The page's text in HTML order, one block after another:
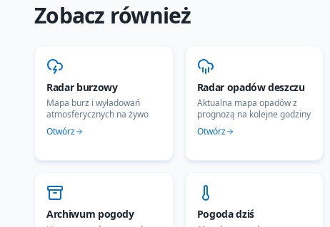
Zobacz również
Radar burzowy
Mapa burz i wyładowań
atmosferycznych na żywo
Otwórz
Radar opadów deszczu
Aktualna mapa opadów z
prognozą na kolejne godziny
Otwórz
Archiwum pogody Pogoda dziś